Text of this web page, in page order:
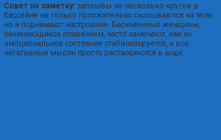
Совет на заметку: заплывы на несколько кругов в
бассейне не только положительно сказываются на теле,
но и поднимают настроение. Беременные женщины,
занимающиеся плаванием, часто замечают, как их
эмоциональное состояние стабилизируется, и все
негативные мысли просто растворяются в воде.